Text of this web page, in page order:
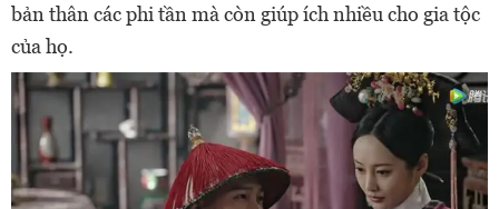
bản thân các phi tần mà còn giúp ích nhiều cho gia tộc
của họ.